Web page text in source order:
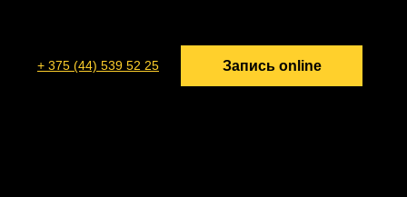
Запись online
+ 375 (44) 539 52 25